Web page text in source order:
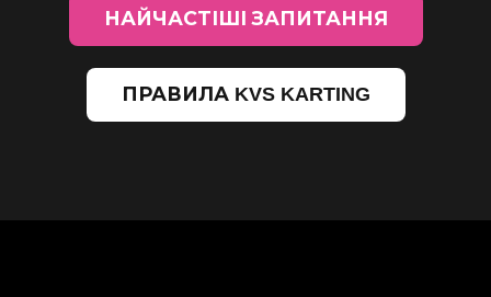
НАЙЧАСТІШІ ЗАПИТАННЯ
ПРАВИЛА KVS KARTING